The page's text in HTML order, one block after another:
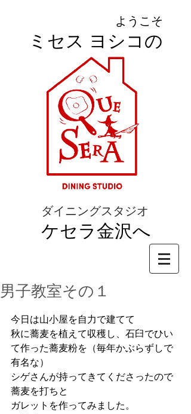
ようこそ
ミセス ヨシコの
ダイニングスタジオ
ケセラ金沢へ
男子教室その１
今日は山小屋を自力で建てて
秋に蕎麦を植えて収穫し、石臼でひい
て作った蕎麦粉を（毎年かぶらずしで
有名な）
シゲさんが持ってきてくださったので
蕎麦を打ちと
ガレットを作ってみました。